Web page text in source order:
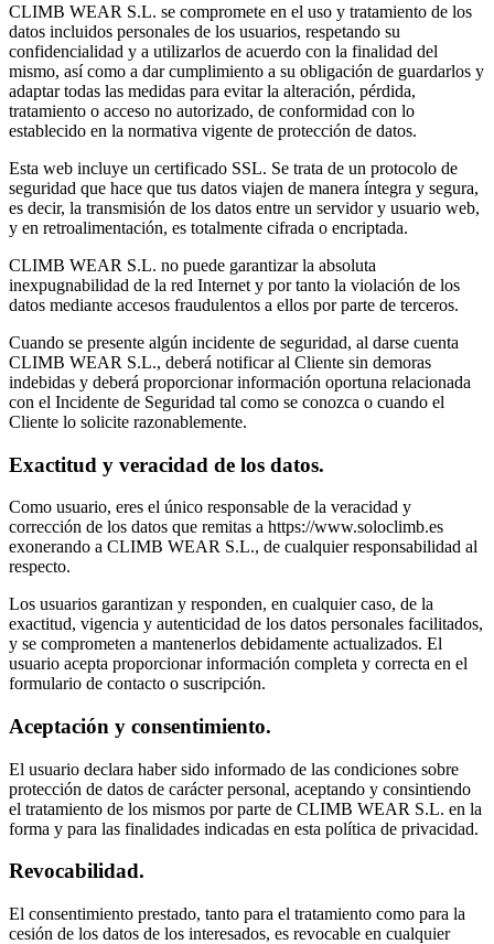
CLIMB WEAR S.L. se compromete en el uso y tratamiento de los
datos incluidos personales de los usuarios, respetando su
confidencialidad y a utilizarlos de acuerdo con la finalidad del
mismo, así como a dar cumplimiento a su obligación de guardarlos y
adaptar todas las medidas para evitar la alteración, pérdida,
tratamiento o acceso no autorizado, de conformidad con lo
establecido en la normativa vigente de protección de datos.
Esta web incluye un certificado SSL. Se trata de un protocolo de
seguridad que hace que tus datos viajen de manera íntegra y segura,
es decir, la transmisión de los datos entre un servidor y usuario web,
y en retroalimentación, es totalmente cifrada o encriptada.
CLIMB WEAR S.L. no puede garantizar la absoluta
inexpugnabilidad de la red Internet y por tanto la violación de los
datos mediante accesos fraudulentos a ellos por parte de terceros.
Cuando se presente algún incidente de seguridad, al darse cuenta
CLIMB WEAR S.L., deberá notificar al Cliente sin demoras
indebidas y deberá proporcionar información oportuna relacionada
con el Incidente de Seguridad tal como se conozca o cuando el
Cliente lo solicite razonablemente.
Exactitud y veracidad de los datos.
Como usuario, eres el único responsable de la veracidad y
corrección de los datos que remitas a https://www.soloclimb.es
exonerando a CLIMB WEAR S.L., de cualquier responsabilidad al
respecto.
Los usuarios garantizan y responden, en cualquier caso, de la
exactitud, vigencia y autenticidad de los datos personales facilitados,
y se comprometen a mantenerlos debidamente actualizados. El
usuario acepta proporcionar información completa y correcta en el
formulario de contacto o suscripción.
Aceptación y consentimiento.
El usuario declara haber sido informado de las condiciones sobre
protección de datos de carácter personal, aceptando y consintiendo
el tratamiento de los mismos por parte de CLIMB WEAR S.L. en la
forma y para las finalidades indicadas en esta política de privacidad.
Revocabilidad.
El consentimiento prestado, tanto para el tratamiento como para la
cesión de los datos de los interesados, es revocable en cualquier